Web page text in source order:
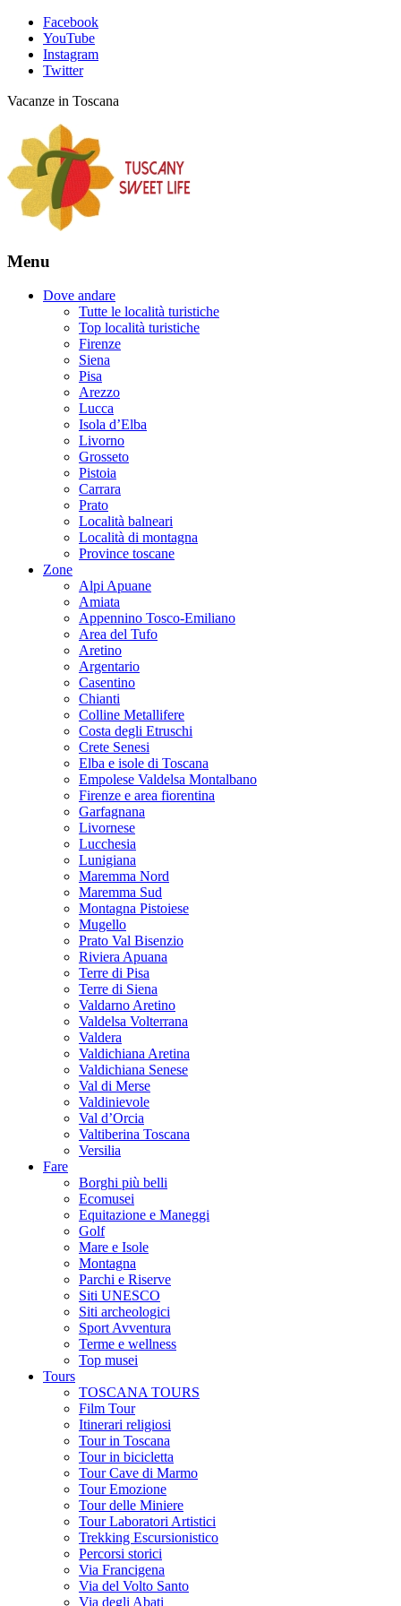
Facebook
YouTube
Instagram
Twitter
Vacanze in Toscana
Menu
Dove andare
Tutte le località turistiche
Top località turistiche
Firenze
Siena
Pisa
Arezzo
Lucca
Isola d’Elba
Livorno
Grosseto
Pistoia
Carrara
Prato
Località balneari
Località di montagna
Province toscane
Zone
Alpi Apuane
Amiata
Appennino Tosco-Emiliano
Area del Tufo
Aretino
Argentario
Casentino
Chianti
Colline Metallifere
Costa degli Etruschi
Crete Senesi
Elba e isole di Toscana
Empolese Valdelsa Montalbano
Firenze e area fiorentina
Garfagnana
Livornese
Lucchesia
Lunigiana
Maremma Nord
Maremma Sud
Montagna Pistoiese
Mugello
Prato Val Bisenzio
Riviera Apuana
Terre di Pisa
Terre di Siena
Valdarno Aretino
Valdelsa Volterrana
Valdera
Valdichiana Aretina
Valdichiana Senese
Val di Merse
Valdinievole
Val d’Orcia
Valtiberina Toscana
Versilia
Fare
Borghi più belli
Ecomusei
Equitazione e Maneggi
Golf
Mare e Isole
Montagna
Parchi e Riserve
Siti UNESCO
Siti archeologici
Sport Avventura
Terme e wellness
Top musei
Tours
TOSCANA TOURS
Film Tour
Itinerari religiosi
Tour in Toscana
Tour in bicicletta
Tour Cave di Marmo
Tour Emozione
Tour delle Miniere
Tour Laboratori Artistici
Trekking Escursionistico
Percorsi storici
Via Francigena
Via del Volto Santo
Via degli Abati